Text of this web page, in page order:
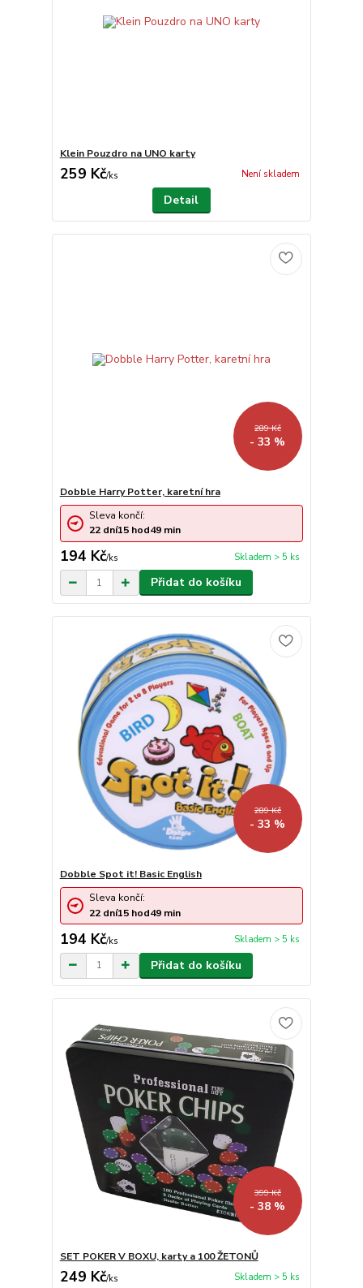
Klein Pouzdro na UNO karty
259 Kč/ks Není skladem
Detail
289 Kč
- 33 %
Dobble Harry Potter, karetní hra
194 Kč/ks Skladem > 5 ks
Sleva končí:
22 dní15 hod49 min
Přidat do košíku
289 Kč
- 33 %
Dobble Spot it! Basic English
194 Kč/ks Skladem > 5 ks
Sleva končí:
22 dní15 hod49 min
Přidat do košíku
399 Kč
- 38 %
SET POKER V BOXU, karty a 100 ŽETONŮ
249 Kč/ks Skladem > 5 ks